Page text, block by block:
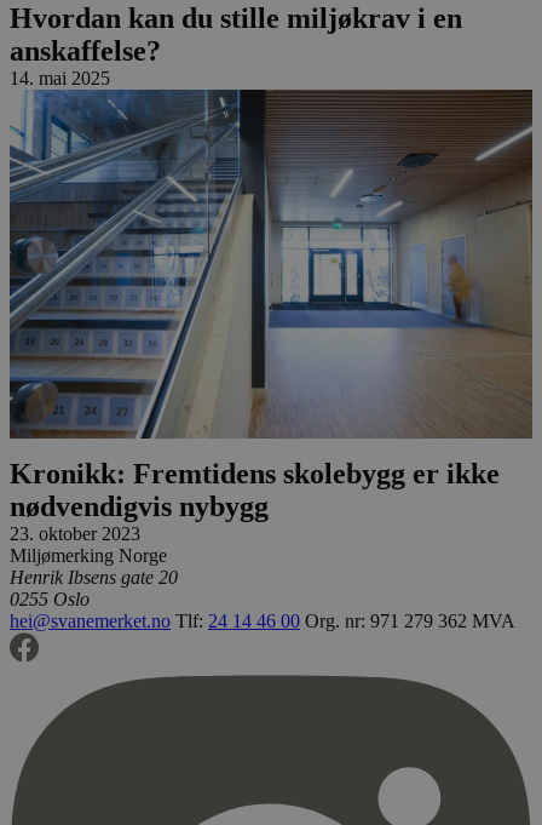
Hvordan kan du stille miljøkrav i en
anskaffelse?
14. mai 2025
Kronikk: Fremtidens skolebygg er ikke
nødvendigvis nybygg
23. oktober 2023
Miljømerking Norge
Henrik Ibsens gate 20
0255 Oslo
hei@svanemerket.no Tlf: 24 14 46 00 Org. nr: 971 279 362 MVA